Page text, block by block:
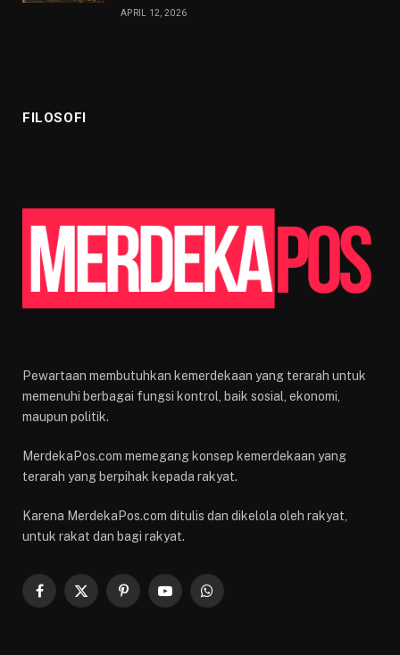
APRIL 12, 2026
FILOSOFI
Pewartaan membutuhkan kemerdekaan yang terarah untuk
memenuhi berbagai fungsi kontrol, baik sosial, ekonomi,
maupun politik.
MerdekaPos.com memegang konsep kemerdekaan yang
terarah yang berpihak kepada rakyat.
Karena MerdekaPos.com ditulis dan dikelola oleh rakyat,
untuk rakat dan bagi rakyat.
Facebook
X
PinterestYouTubeWhatsApp